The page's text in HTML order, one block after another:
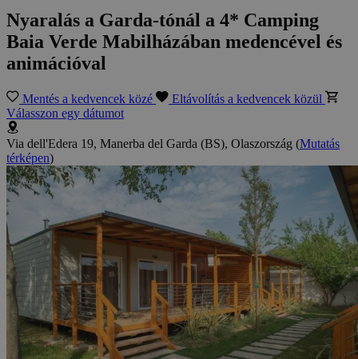
Nyaralás a Garda-tónál a 4* Camping
Baia Verde Mabilházában medencével és
animációval
Mentés a kedvencek közé
Eltávolítás a kedvencek közül
Válasszon egy dátumot
Via dell'Edera 19, Manerba del Garda (BS), Olaszország (Mutatás
térképen)